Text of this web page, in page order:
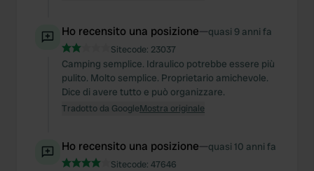
Ho recensito una posizione—quasi 9 anni fa
Sitecode: 23037
Camping semplice. Idraulico potrebbe essere più
pulito. Molto semplice. Proprietario amichevole.
Dice di avere tutto e può organizzare.
Tradotto da GoogleMostra originale
Ho recensito una posizione—quasi 10 anni fa
Sitecode: 47646